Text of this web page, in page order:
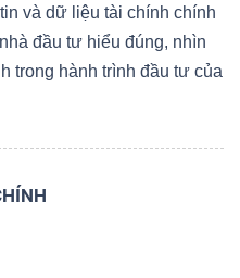
và dữ liệu tài chính chính
đầu tư hiểu đúng, nhìn
trong hành trình đầu tư của